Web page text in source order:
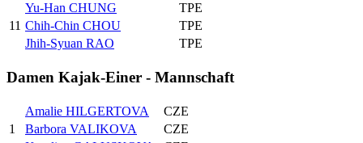
11
Yu-Han CHUNG
TPE
Chih-Chin CHOU
TPE
Jhih-Syuan RAO
TPE
Damen Kajak-Einer - Mannschaft
1
Amalie HILGERTOVA
CZE
Barbora VALIKOVA
CZE